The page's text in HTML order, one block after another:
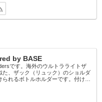
by BASE
です。海外のウルトラライトザ
た、ザック（リュック）のショルダ
れるボトルホルダーです。付ける